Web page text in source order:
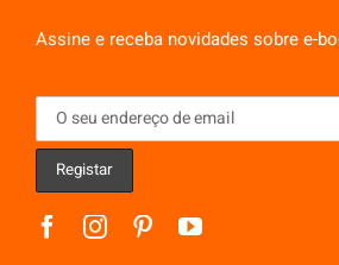
Assine e receba novidades sobre e-